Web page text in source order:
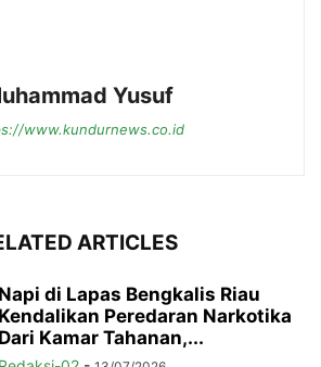
Yusuf
www.kundurnews.co.id
ARTICLES
Napi di Lapas Bengkalis Riau
Kendalikan Peredaran Narkotika
Dari Kamar Tahanan,...